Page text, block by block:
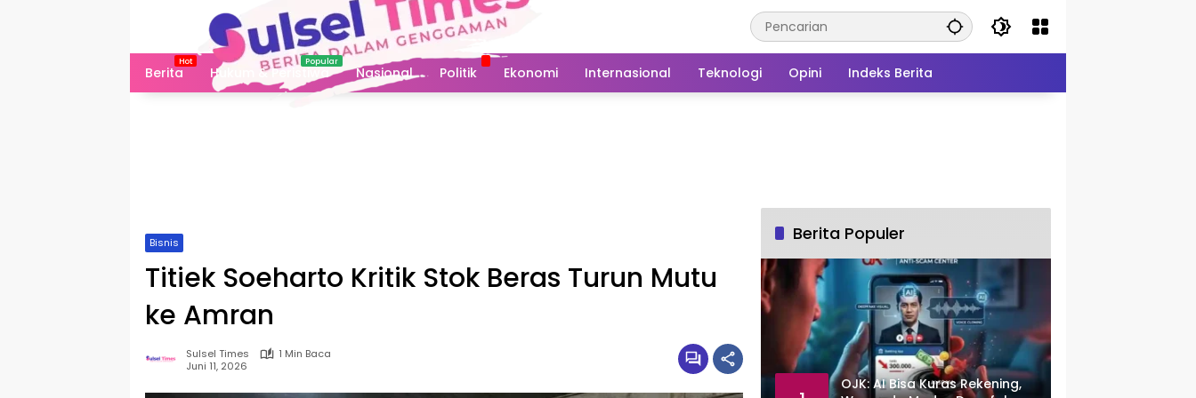
Berita
Hukum & Peristiwa Nasional Politik Ekonomi Internasional Teknologi Opini Indeks Berita
Bisnis
Titiek Soeharto Kritik Stok Beras Turun Mutu
ke Amran
Sulsel Times
1 Min Baca
Juni 11, 2026
Berita Populer
OJK: AI Bisa Kuras Rekening,